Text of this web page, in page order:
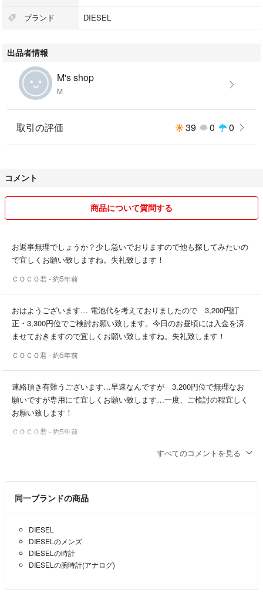
ブランド DIESEL
出品者情報
M's shop
M
取引の評価 39 0 0
コメント
商品について質問する
お返事無理でしょうか？少し急いでおりますので他も探してみたいの
で宜しくお願い致しますね。失礼致します！
ＣＯＣＯ君- 約5年前
おはようございます… 電池代を考えておりましたので 3,200円訂
正・3,300円位でご検討お願い致します。今日のお昼頃には入金を済
ませておきますので宜しくお願い致しますね。失礼致します！
ＣＯＣＯ君- 約5年前
連絡頂き有難うございます…早速なんですが 3,200円位で無理なお
願いですが専用にて宜しくお願い致します…一度、ご検討の程宜しく
お願い致します！
ＣＯＣＯ君- 約5年前
販売されてないのですか？連絡は無理ですか…宜しくです。
ＣＯＣＯ君- 約5年前
コメント失礼致します…早速なんですがお値引きの方は可能でしょう
すべてのコメントを見る
同一ブランドの商品
DIESEL
DIESELのメンズ
DIESELの時計
DIESELの腕時計(アナログ)